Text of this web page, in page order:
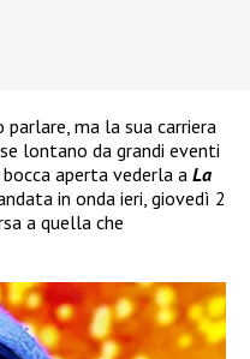
ma la sua carriera
lontano da grandi eventi
aperta vederla a La
in onda ieri, giovedì 2
a quella che